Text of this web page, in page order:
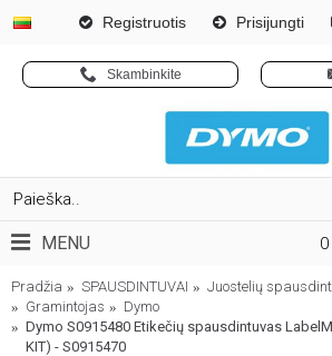
Registruotis Prisijungti
Skambinkite
MENU
Pradžia SPAUSDINTUVAI Juostelių
Gramintojas
Dymo
Dymo S0915480 Etikečių spausdintuvas
KIT) - S0915470